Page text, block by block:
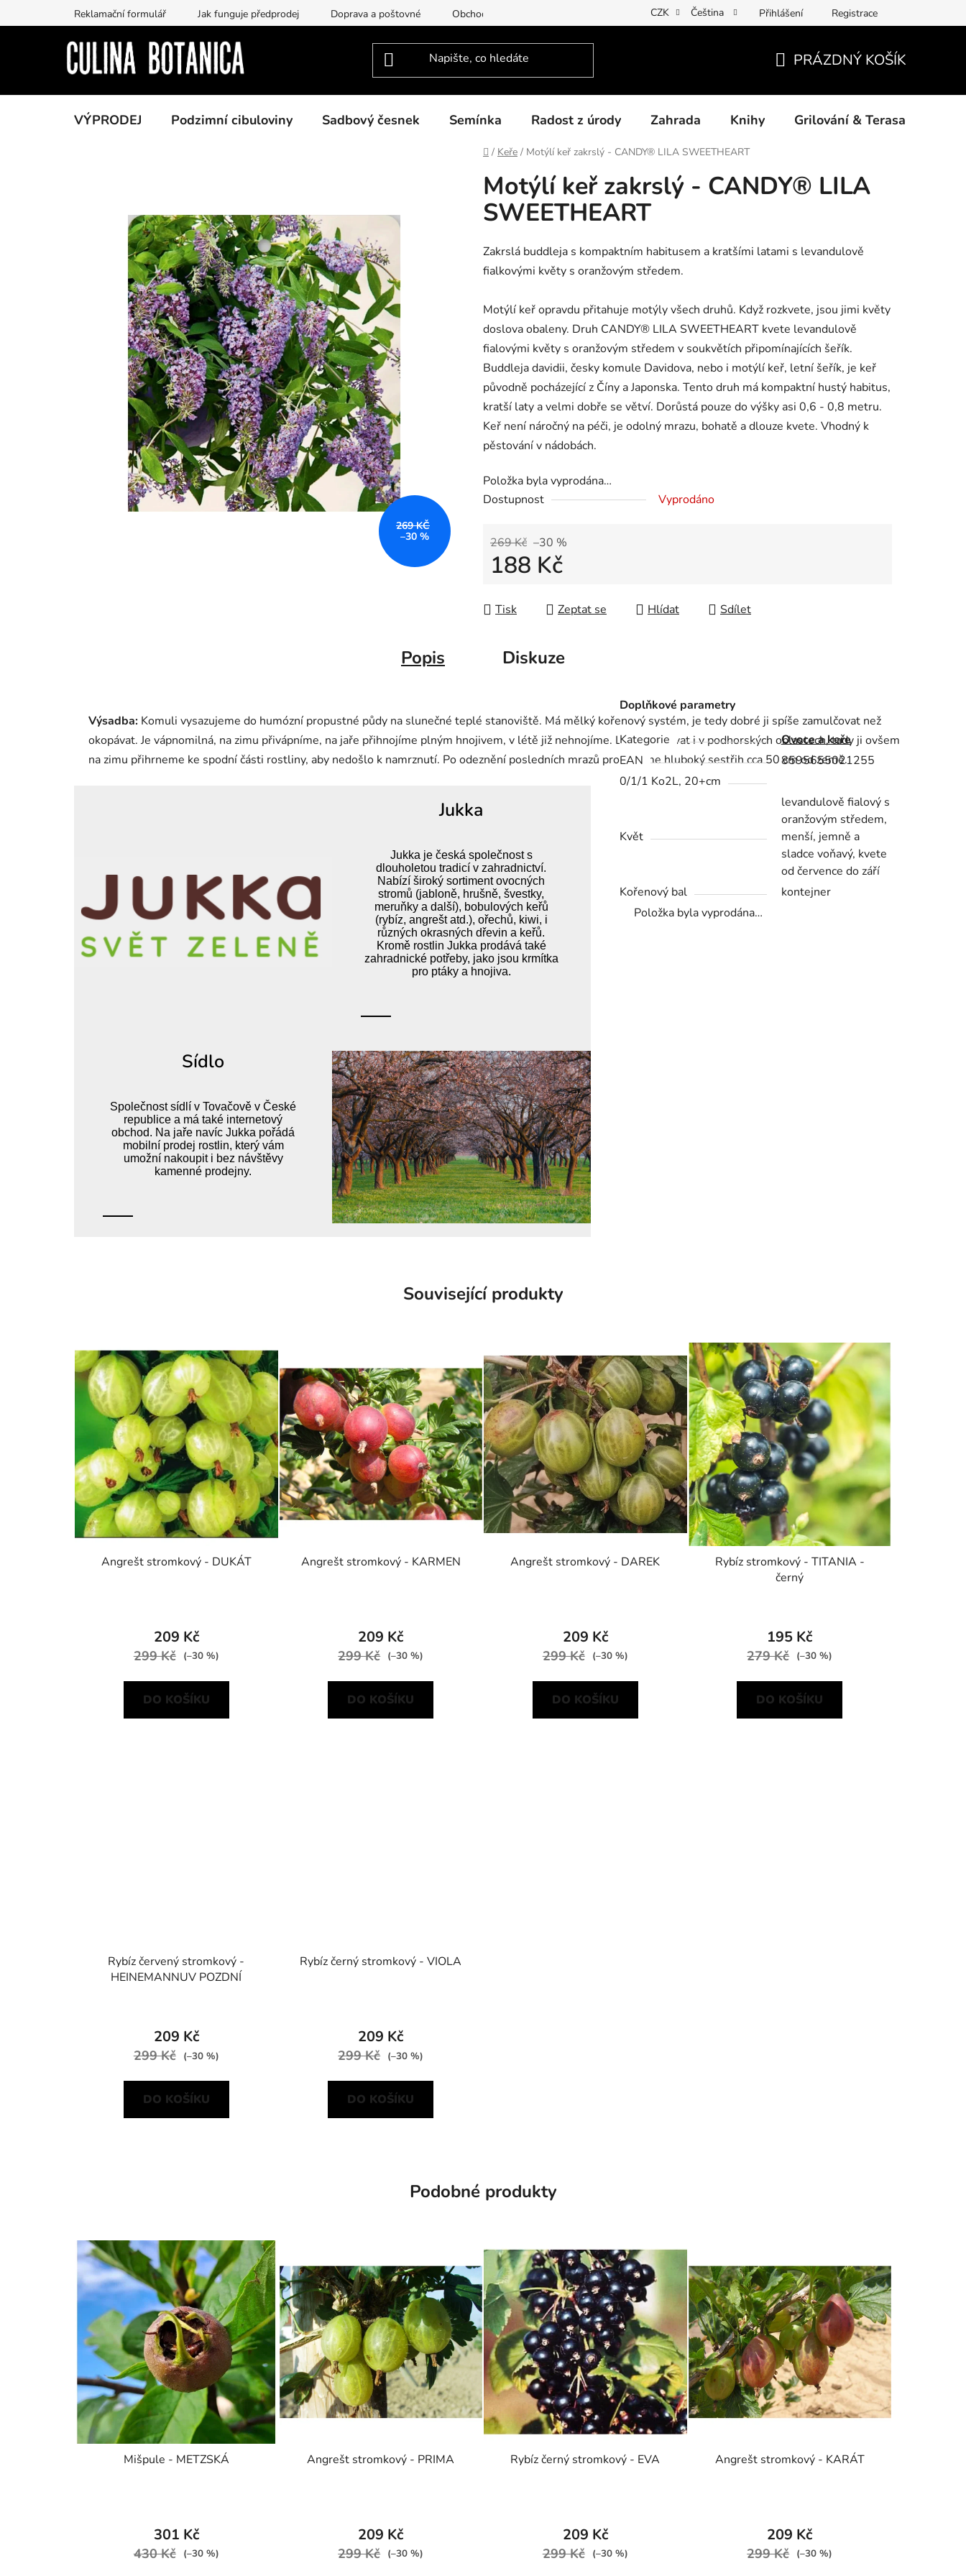
na
Reklamační formulář Jak funguje předprodej Doprava a poštovné Obchodní podmínky Podmínky ochrany osobních údajů Povinné informace a odkazy ÚKZÚZ
CZK Čeština Přihlášení Registrace
KOŠÍK
PRÁZDNÝ KOŠÍK
VÝPRODEJ Podzimní cibuloviny Sadbový česnek Semínka Radost z úrody Zahrada Knihy Grilování & Terasa
Domů
/ Keře / Motýlí keř zakrslý - CANDY® LILA SWEETHEART
Motýlí keř zakrslý - CANDY® LILA
SWEETHEART
Zakrslá buddleja s kompaktním habitusem a kratšími latami s levandulově
fialkovými květy s oranžovým středem.
Motýlí keř opravdu přitahuje motýly všech druhů. Když rozkvete, jsou jimi květy
doslova obaleny. Druh CANDY® LILA SWEETHEART kvete levandulově
fialovými květy s oranžovým středem v soukvětích připomínajících šeřík.
Buddleja davidii, česky komule Davidova, nebo i motýlí keř, letní šeřík, je keř
původně pocházející z Číny a Japonska. Tento druh má kompaktní hustý habitus,
kratší laty a velmi dobře se větví. Dorůstá pouze do výšky asi 0,6 - 0,8 metru.
Keř není náročný na péči, je odolný mrazu, bohatě a dlouze kvete. Vhodný k
pěstování v nádobách.
Položka byla vyprodána…
Dostupnost
Vyprodáno
269 Kč –30 %
188 Kč
Tisk
Zeptat se Hlídat Sdílet
269 KČ
–30 %
Popis Diskuze
Výsadba: Komuli vysazujeme do humózní propustné půdy na slunečné teplé stanoviště. Má mělký kořenový systém, je tedy dobré ji spíše zamulčovat než
okopávat. Je vápnomilná, na zimu přivápníme, na jaře přihnojíme plným hnojivem, v létě již nehnojíme. Lze ji pěstovat i v podhorských oblastech, tady ji ovšem
na zimu přihrneme ke spodní části rostliny, aby nedošlo k namrznutí. Po odeznění posledních mrazů provedeme hluboký sestřih cca 50 cm od země.
Jukka
Jukka je česká společnost s
dlouholetou tradicí v zahradnictví.
Nabízí široký sortiment ovocných
stromů (jabloně, hrušně, švestky,
meruňky a další), bobulových keřů
(rybíz, angrešt atd.), ořechů, kiwi, i
různých okrasných dřevin a keřů.
Kromě rostlin Jukka prodává také
zahradnické potřeby, jako jsou krmítka
pro ptáky a hnojiva.
Sídlo
Společnost sídlí v Tovačově v České
republice a má také internetový
obchod. Na jaře navíc Jukka pořádá
mobilní prodej rostlin, který vám
umožní nakoupit i bez návštěvy
kamenné prodejny.
Doplňkové parametry
Kategorie
Ovoce a keře
EAN
8595655021255
0/1/1 Ko2L, 20+cm
Květ
levandulově fialový s
oranžovým středem,
menší, jemně a
sladce voňavý, kvete
od července do září
Kořenový bal
kontejner
Položka byla vyprodána…
Související produkty
Angrešt stromkový - DUKÁT
209 Kč
299 Kč (–30 %)
DO KOŠÍKU
Angrešt stromkový - KARMEN
209 Kč
299 Kč (–30 %)
DO KOŠÍKU
Angrešt stromkový - DAREK
209 Kč
299 Kč (–30 %)
DO KOŠÍKU
Rybíz stromkový - TITANIA -
černý
195 Kč
279 Kč (–30 %)
DO KOŠÍKU
Rybíz červený stromkový -
HEINEMANNUV POZDNÍ
209 Kč
299 Kč (–30 %)
DO KOŠÍKU
Rybíz černý stromkový - VIOLA
209 Kč
299 Kč (–30 %)
DO KOŠÍKU
Podobné produkty
Mišpule - METZSKÁ
301 Kč
430 Kč (–30 %)
Angrešt stromkový - PRIMA
209 Kč
299 Kč (–30 %)
Rybíz černý stromkový - EVA
209 Kč
299 Kč (–30 %)
Angrešt stromkový - KARÁT
209 Kč
299 Kč (–30 %)